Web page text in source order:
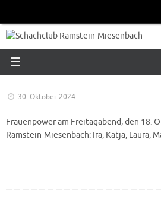
springen
30. Oktober 2024
Frauenpower am Freitagabend, den 18.
Ramstein-Miesenbach: Ira, Katja, Laura,